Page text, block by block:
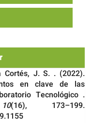
Cortés, J. S. . (2022).
en clave de las
Tecnológico .
10(16), 173–199.